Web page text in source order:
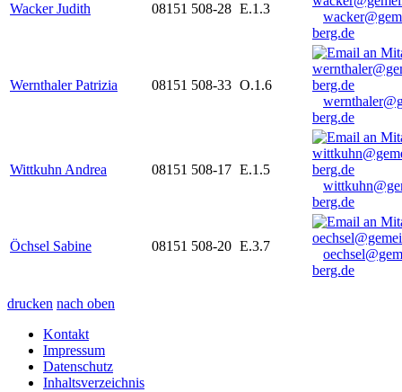
Wacker Judith 08151 508-28 E.1.3
berg.de
Wernthaler Patrizia 08151 508-33 O.1.6
berg.de
Wittkuhn Andrea 08151 508-17 E.1.5
berg.de
Öchsel Sabine 08151 508-20 E.3.7
berg.de
drucken nach oben
Kontakt
Impressum
Datenschutz
Inhaltsverzeichnis